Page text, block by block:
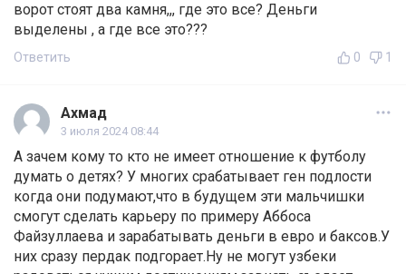
ворот стоят два камня,,, где это все? Деньги
выделены , а где все это???
Ответить 0 1
Ахмад
3 июля 2024 08:44
А зачем кому то кто не имеет отношение к футболу
думать о детях? У многих срабатывает ген подлости
когда они подумают,что в будущем эти мальчишки
смогут сделать карьеру по примеру Аббоса
Файзуллаева и зарабатывать деньги в евро и баксов.У
них сразу пердак подгорает.Ну не могут узбеки